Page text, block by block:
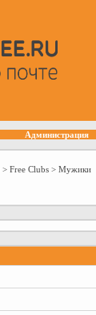
Администрация
> Free Сlubs > Мужики